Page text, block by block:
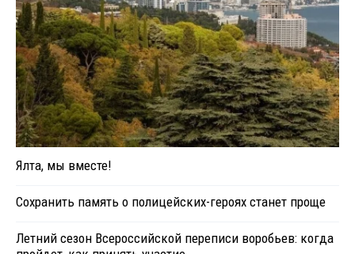
Ялта, мы вместе!
Сохранить память о полицейских-героях станет проще
Летний сезон Всероссийской переписи воробьев: когда